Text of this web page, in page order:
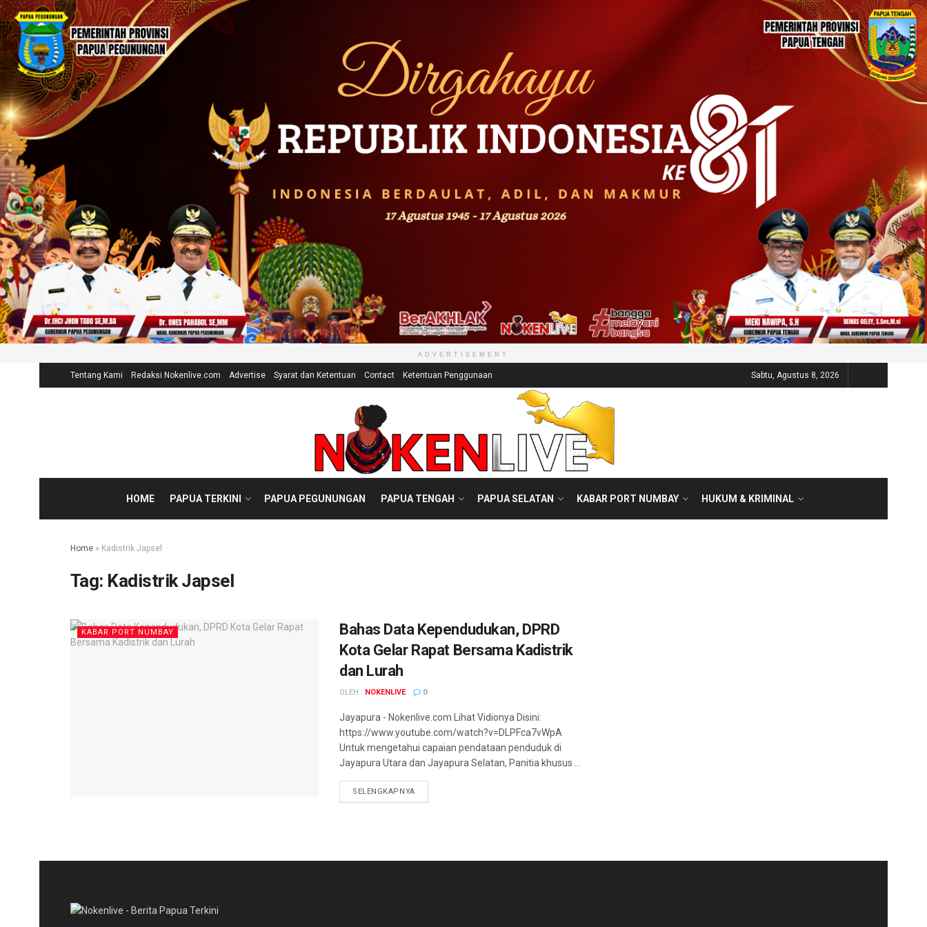
ADVERTISEMENT
Tentang Kami Redaksi Nokenlive.com Advertise Syarat dan Ketentuan Contact Ketentuan Penggunaan Sabtu, Agustus 8, 2026
HOME PAPUA TERKINI PAPUA PEGUNUNGAN PAPUA TENGAH PAPUA SELATAN KABAR PORT NUMBAY HUKUM & KRIMINAL
Home » Kadistrik Japsel
Tag: Kadistrik Japsel
KABAR PORT NUMBAY
Bahas Data Kependudukan, DPRD
Kota Gelar Rapat Bersama Kadistrik
dan Lurah
OLEH : NOKENLIVE 0
Jayapura - Nokenlive.com Lihat Vidionya Disini:
https://www.youtube.com/watch?v=DLPFca7vWpA
Untuk mengetahui capaian pendataan penduduk di
Jayapura Utara dan Jayapura Selatan, Panitia khusus ...
SELENGKAPNYADETAILS